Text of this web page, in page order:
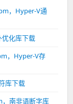
，Hyper-V通
优化库下载
，Hyper-V存
库下载
南非语断字库